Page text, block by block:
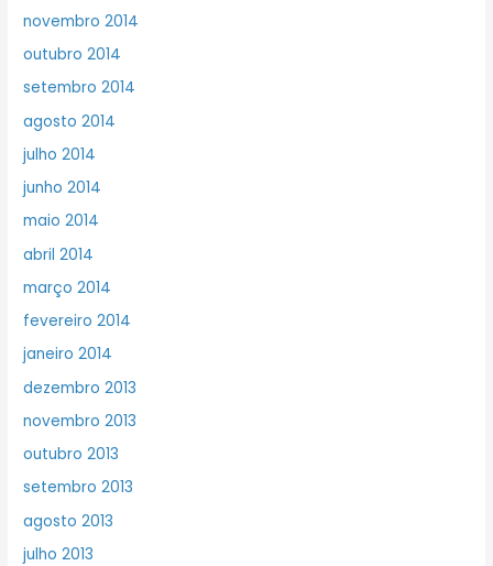
novembro 2014
outubro 2014
setembro 2014
agosto 2014
julho 2014
junho 2014
maio 2014
abril 2014
março 2014
fevereiro 2014
janeiro 2014
dezembro 2013
novembro 2013
outubro 2013
setembro 2013
agosto 2013
julho 2013